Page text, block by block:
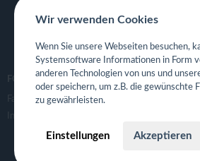
Eigene
FOLGE UNS
Facebook
Instagram
Wir verwenden Cookies
Wenn Sie unsere Webseiten besuchen,
Systemsoftware Informationen in Form
anderen Technologien von uns und
oder speichern, um z.B. die gewünschte
zu gewährleisten.
Einstellungen Akzeptieren